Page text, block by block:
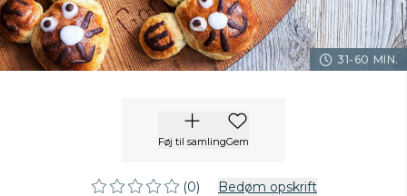
31-60 MIN.
Føj til samlingGem
(0) Bedøm opskrift